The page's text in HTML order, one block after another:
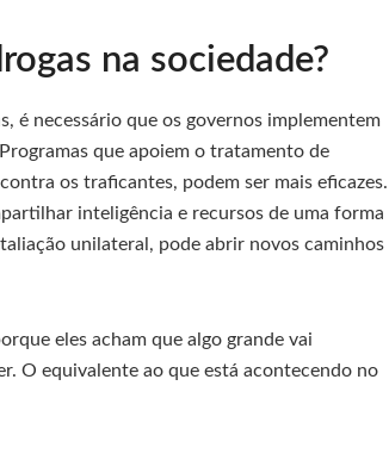
na sociedade?
é necessário que os governos implementem
que apoiem o tratamento de
os traficantes, podem ser mais eficazes.
inteligência e recursos de uma forma
unilateral, pode abrir novos caminhos
eles acham que algo grande vai
O equivalente ao que está acontecendo no